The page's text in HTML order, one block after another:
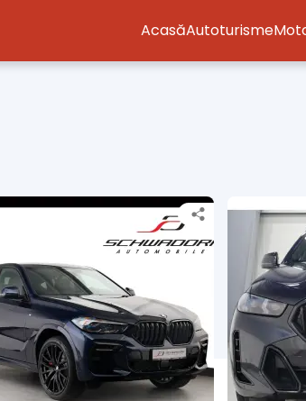
AcasăAutoturisme